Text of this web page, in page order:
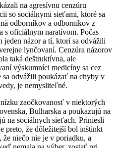
na agresívnu cenzúru
so sociálnymi sieťami, ktoré sa
odborníkov a odborníkov z
s oficiálnym naratívom. Počas
jeden názor a tí, ktorí sa odvážili
lynčovaní. Cenzúra názorov
taká deštruktívna, ale
výskumníci medicíny sa cez
odvážili poukázať na chyby v
je nemysliteľné.
zaočkovanosť v niektorých
Bulharska a poukazujú na
na sociálnych sieťach. Priniesli
preto, že dôležitejší bol inštinkt
niečo nie je v poriadku, a